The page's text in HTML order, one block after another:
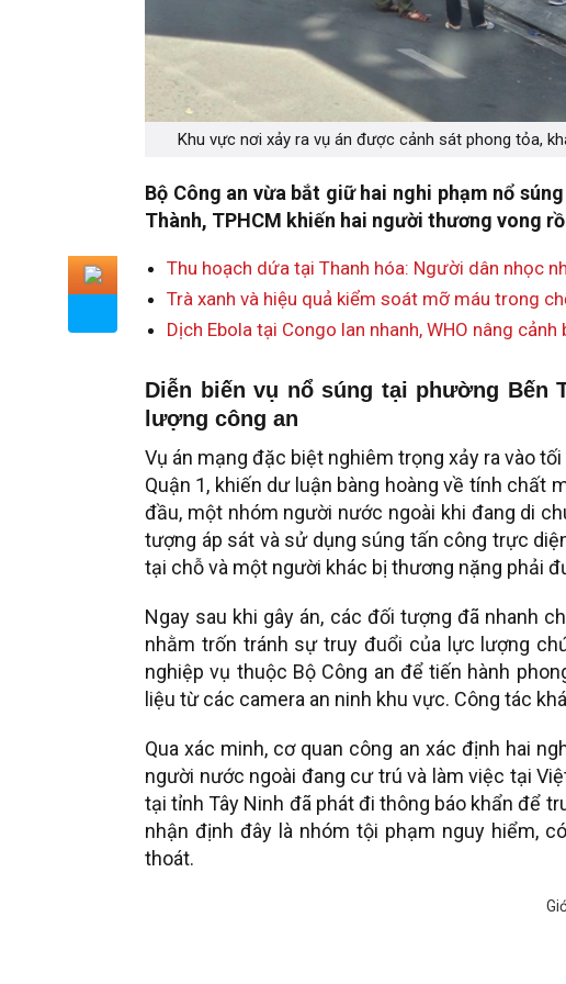
Khu vực nơi xảy ra vụ án được cảnh sát phong tỏa,
Bộ Công an vừa bắt giữ hai nghi phạm nổ
Thành, TPHCM khiến hai người thương vong
Thu hoạch dứa tại Thanh hóa: Người dân nhọc
Trà xanh và hiệu quả kiểm soát mỡ máu trong
Dịch Ebola tại Congo lan nhanh, WHO nâng
Diễn biến vụ nổ súng tại phường Bến
lượng công an
Vụ án mạng đặc biệt nghiêm trọng xảy ra vào
Quận 1, khiến dư luận bàng hoàng về tính chất
đầu, một nhóm người nước ngoài khi đang di
tượng áp sát và sử dụng súng tấn công trực
tại chỗ và một người khác bị thương nặng phải
Ngay sau khi gây án, các đối tượng đã nhanh
nhằm trốn tránh sự truy đuổi của lực lượng
nghiệp vụ thuộc Bộ Công an để tiến hành
liệu từ các camera an ninh khu vực. Công tác
Qua xác minh, cơ quan công an xác định hai
người nước ngoài đang cư trú và làm việc tại
tại tỉnh Tây Ninh đã phát đi thông báo khẩn để
nhận định đây là nhóm tội phạm nguy hiểm,
thoát.